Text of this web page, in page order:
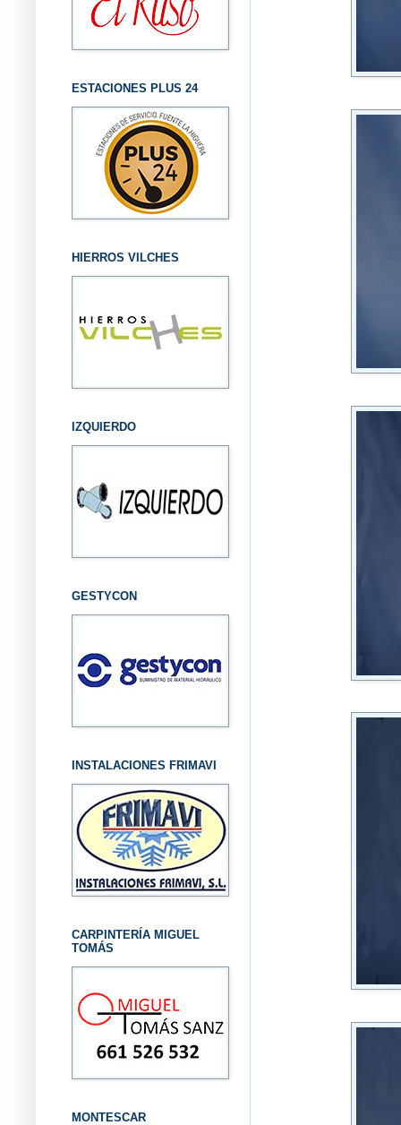
ESTACIONES PLUS 24
HIERROS VILCHES
IZQUIERDO
GESTYCON
INSTALACIONES FRIMAVI
CARPINTERÍA MIGUEL
TOMÁS
MONTESCAR